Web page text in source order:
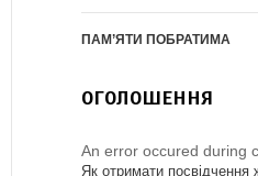
ПАМ’ЯТИ ПОБРАТИМА
ОГОЛОШЕННЯ
An error occured during
Як отримати посвідчення